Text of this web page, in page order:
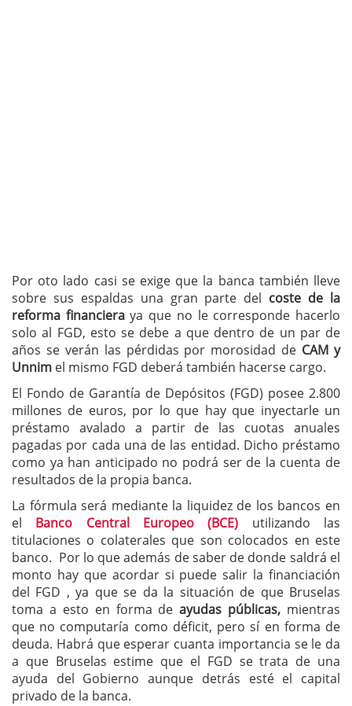
Por oto lado casi se exige que la banca también lleve
sobre sus espaldas una gran parte del coste de la
reforma financieraya que no le corresponde hacerlo
solo al FGD, esto se debe a que dentro de un par de
años se verán las pérdidas por morosidad de CAM y
Unnim el mismo FGD deberá también hacerse cargo.
El Fondo de Garantía de Depósitos (FGD) posee 2.800
millones de euros, por lo que hay que inyectarle un
préstamo avalado a partir de las cuotas anuales
pagadas por cada una de las entidad. Dicho préstamo
como ya han anticipado no podrá ser de la cuenta de
resultados de la propia banca.
La fórmula será mediante la liquidez de los bancos en
el Banco Central Europeo (BCE) utilizando las
titulaciones o colaterales que son colocados en este
banco. Por lo que además de saber de donde saldrá el
monto hay que acordar si puede salir la financiación
del FGD , ya que se da la situación de que Bruselas
toma a esto en forma deayudas públicas, mientras
que no computaría como déficit, pero sí en forma de
deuda. Habrá que esperar cuanta importancia se le da
a que Bruselas estime que el FGD se trata de una
ayuda del Gobierno aunque detrás esté el capital
privado de la banca.